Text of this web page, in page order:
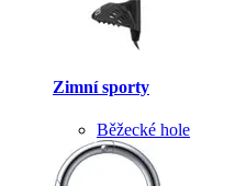
Zimní sporty
Běžecké hole